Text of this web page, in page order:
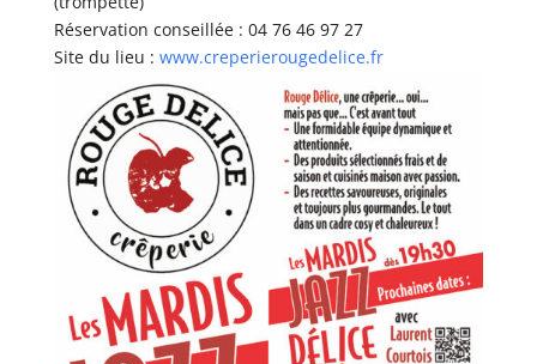
Réservation conseillée : 04 76 46 97 27
Site du lieu : www.creperierougedelice.fr